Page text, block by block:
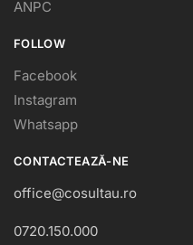
ANPC
FOLLOW
Facebook
Instagram
Whatsapp
CONTACTEAZĂ-NE
office@cosultau.ro
0720.150.000